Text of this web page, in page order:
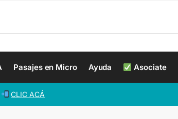
Pasajes en Micro Ayuda Asociate
CLIC ACÁ